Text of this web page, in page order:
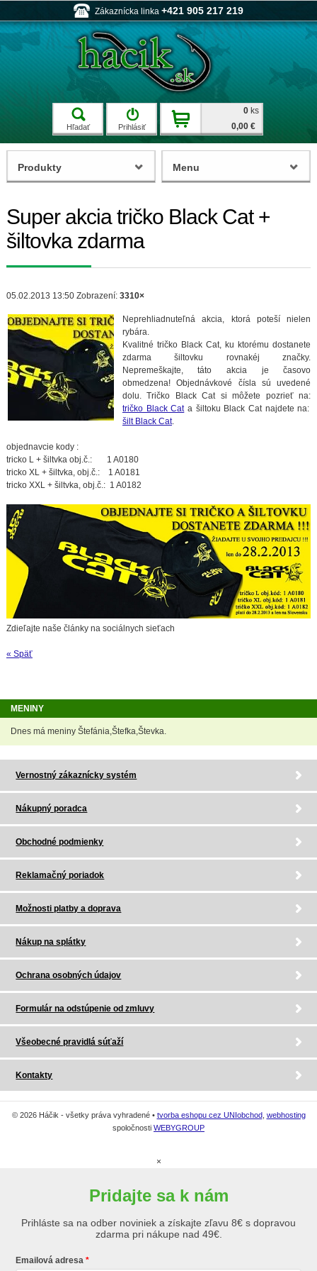
Zákaznícka linka +421 905 217 219
Hľadať Prihlásiť
0 ks
0,00 €
Super akcia tričko Black Cat +
šiltovka zdarma
05.02.2013 13:50 Zobrazení: 3310×
Neprehliadnuteľná akcia, ktorá poteší nielen
rybára.
Kvalitné tričko Black Cat, ku ktorému dostanete
zdarma šiltovku rovnakéj značky.
Nepremeškajte, táto akcia je časovo
obmedzena! Objednávkové čísla sú uvedené
dolu. Tričko Black Cat si môžete pozrieť na:
tričko Black Cata šiltoku Black Cat najdete na:
šilt Black Cat.
objednavcie kody :
tricko L + šiltvka obj.č.: 1 A0180
tricko XL + šiltvka, obj.č.: 1 A0181
tricko XXL + šiltvka, obj.č.: 1 A0182
Zdieľajte naše články na sociálnych sieťach
« Späť
Produkty
MENINY
Dnes má meniny Štefánia,Štefka,Števka.
Menu
Vernostný zákaznícky systém
Nákupný poradca
Obchodné podmienky
Reklamačný poriadok
Možnosti platby a doprava
Nákup na splátky
Ochrana osobných údajov
Formulár na odstúpenie od zmluvy
Všeobecné pravidlá súťaží
Kontakty
© 2026 Háčik - všetky práva vyhradené • tvorba eshopu cez UNIobchod webhosting
spoločnosti WEBYGROUP
×
Pridajte sa k nám
Prihláste sa na odber noviniek a získajte zľavu 8€ s dopravou
zdarma pri nákupe nad 49€.
Emailová adresa